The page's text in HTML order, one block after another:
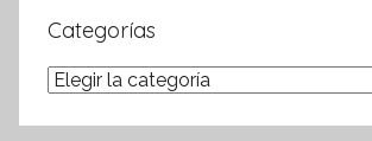
Categorías
Categorías